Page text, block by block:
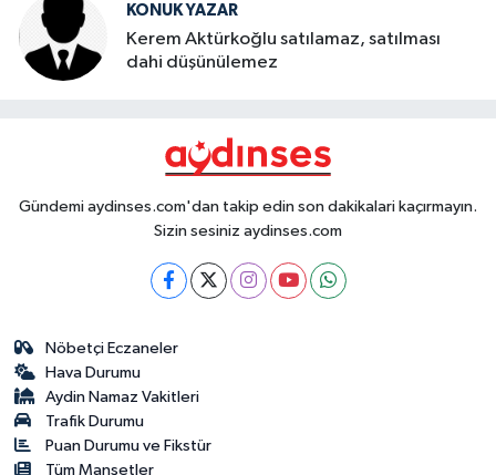
KONUK YAZAR
Kerem Aktürkoğlu satılamaz, satılması
dahi düşünülemez
Gündemi aydinses.com'dan takip edin son dakikalari kaçırmayın.
Sizin sesiniz aydinses.com
Nöbetçi Eczaneler
Hava Durumu
Aydin Namaz Vakitleri
Trafik Durumu
Puan Durumu ve Fikstür
Tüm Manşetler